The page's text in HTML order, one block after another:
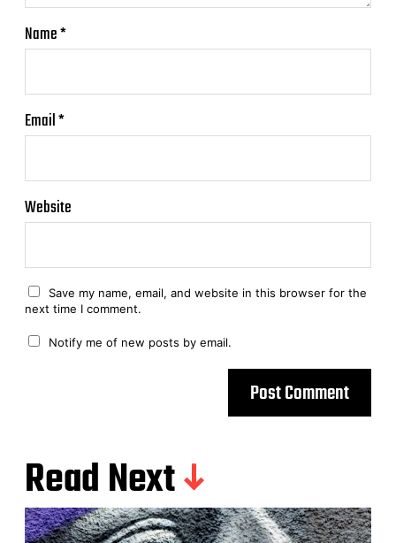
Name*
Email*
Website
Save my name, email, and website in this browser for the
next time I comment.
Notify me of new posts by email.
Read Next